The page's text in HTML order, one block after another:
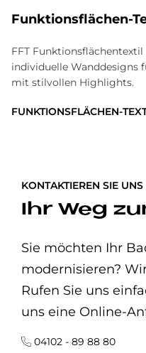
Funk­ti­ons­flä­chen-
FFT
individuelle Wanddesigns
mit stilvollen Highlights.
FUNK­TI­ONS­FLÄ­CHEN-
KONTAKTIEREN SIE UNS
Ihr Weg
Sie möchten Ihr
modernisieren?
Rufen Sie uns
uns eine Online-
04102 - 89 88 80